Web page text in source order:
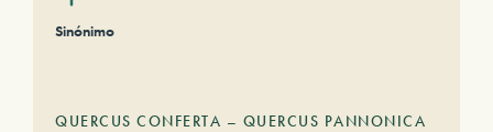
Sinónimo
QUERCUS CONFERTA – QUERCUS PANNONICA